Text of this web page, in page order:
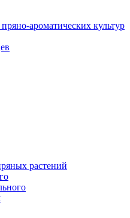
ароматических культур
растений